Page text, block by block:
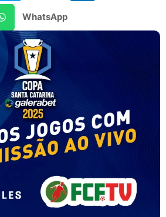
WhatsApp